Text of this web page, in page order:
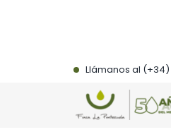
Llámanos al (+34)